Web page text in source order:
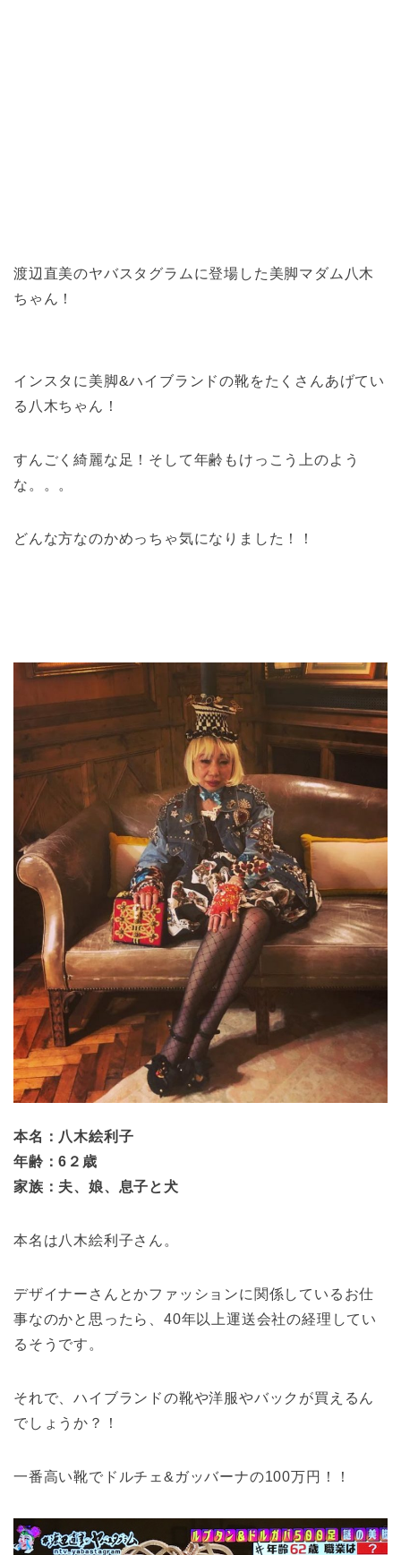
渡辺直美のヤバスタグラムに登場した美脚マダム八木
ちゃん！
インスタに美脚&ハイブランドの靴をたくさんあげてい
る八木ちゃん！
すんごく綺麗な足！そして年齢もけっこう上のよう
な。。。
どんな方なのかめっちゃ気になりました！！
本名：八木絵利子
年齢：6２歳
家族：夫、娘、息子と犬
本名は八木絵利子さん。
デザイナーさんとかファッションに関係しているお仕
事なのかと思ったら、40年以上運送会社の経理してい
るそうです。
それで、ハイブランドの靴や洋服やバックが買えるん
でしょうか？！
一番高い靴でドルチェ&ガッバーナの100万円！！